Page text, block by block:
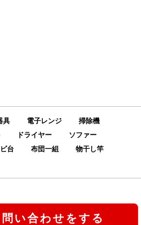
具 電子レンジ
掃除機
ドライヤー
ソファー
台 布団一組
物干し竿
問い合わせをする